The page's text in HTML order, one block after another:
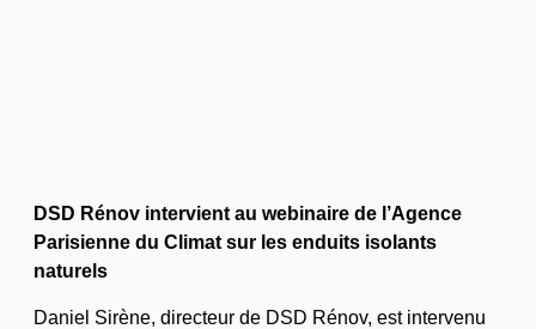
DSD Rénov intervient au webinaire de l’Agence
Parisienne du Climat sur les enduits isolants
naturels
Daniel Sirène, directeur de DSD Rénov, est intervenu